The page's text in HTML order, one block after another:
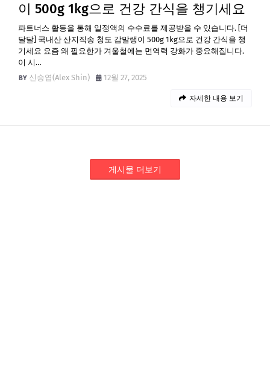
이 500g 1kg으로 건강 간식을 챙기세요
파트너스 활동을 통해 일정액의 수수료를 제공받을 수 있습니다. [더
달달] 국내산 산지직송 청도 감말랭이 500g 1kg으로 건강 간식을 챙
기세요 요즘 왜 필요한가 겨울철에는 면역력 강화가 중요해집니다.
이 시…
신승엽(Alex Shin)
12월 27, 2025
자세한 내용 보기
게시물 더보기